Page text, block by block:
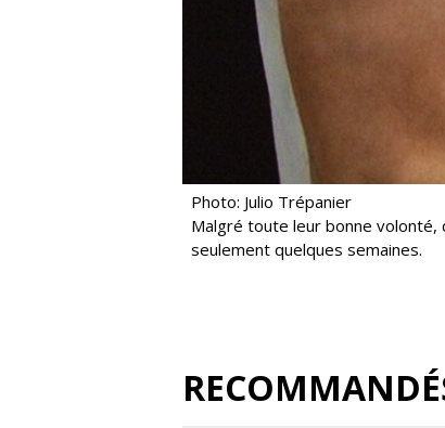
Photo: Julio Trépanier
Malgré toute leur bonne volonté,
seulement quelques semaines.